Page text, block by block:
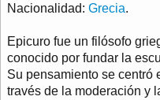
Nacionalidad: Grecia.
Epicuro fue un filósofo
conocido por fundar la
Su pensamiento se centró
través de la moderación y